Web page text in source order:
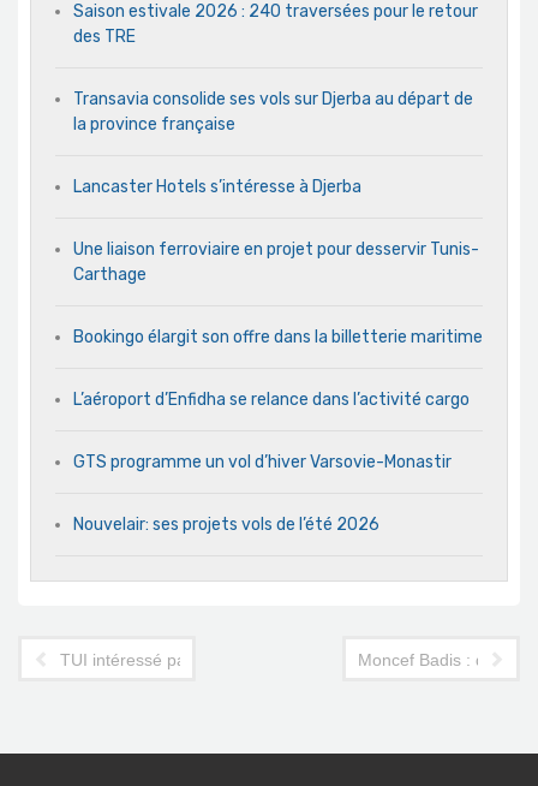
Saison estivale 2026 : 240 traversées pour le retour
des TRE
Transavia consolide ses vols sur Djerba au départ de
la province française
Lancaster Hotels s’intéresse à Djerba
Une liaison ferroviaire en projet pour desservir Tunis-
Carthage
Bookingo élargit son offre dans la billetterie maritime
L’aéroport d’Enfidha se relance dans l’activité cargo
GTS programme un vol d’hiver Varsovie-Monastir
Nouvelair: ses projets vols de l’été 2026
TUI intéressé par Exim Moncef Badis :